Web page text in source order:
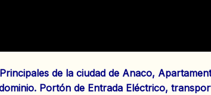
de la ciudad de Anaco,
Portón de Entrada Eléctrico,